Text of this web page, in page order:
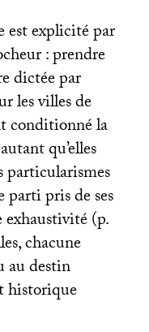
est explicité par
: prendre
dictée par
les villes de
conditionné la
qu’elles
particularismes
parti pris de ses
(p.
chacune
au destin
historique